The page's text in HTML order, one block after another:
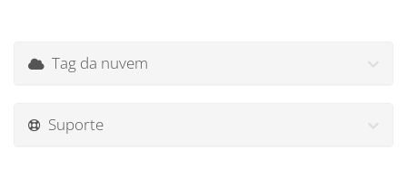
Tag da nuvem
Suporte